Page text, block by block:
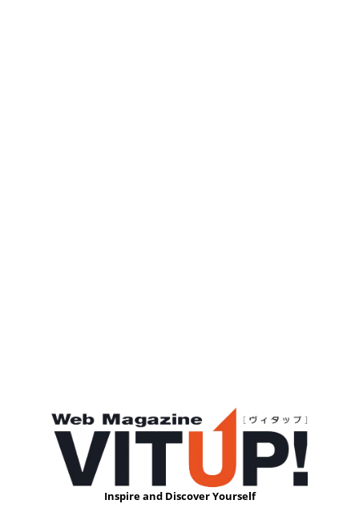
Inspire and Discover Yourself